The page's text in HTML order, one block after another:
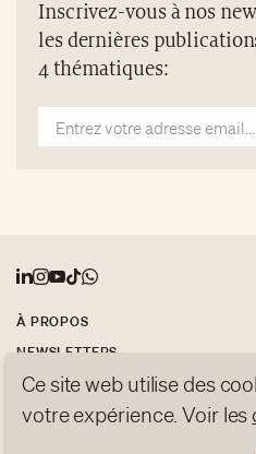
satellites gravitant autour
rempli leur fonction, et se
devenir des débris. Cette
une évidence pour la
l’héritage sont intimement
Inscrivez-vous à nos
les dernières
4 thématiques:
À PROPOS
NEWSLETTERS
PROTECTION DES DONNÉES
contact@luxurytribune.com
Ce site web utilise des
votre expérience. Voir les